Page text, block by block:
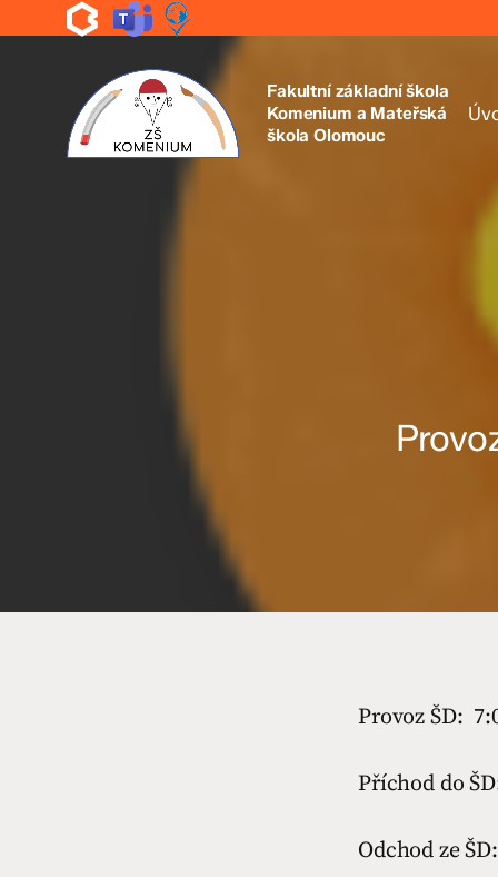
to
Fakultní základní škola
Komenium a Mateřská
škola Olomouc
Provoz ŠD:
Příchod do
Odchod ze